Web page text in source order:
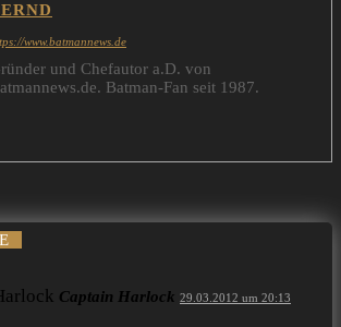
www.batmannews.de
und Chefautor a.D. von
Batman-Fan seit 1987.
Captain Harlock 29.03.2012 um 20:13